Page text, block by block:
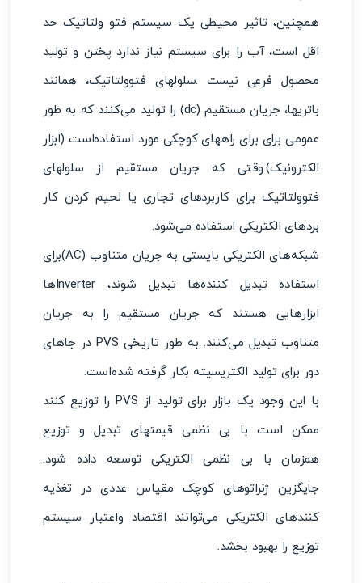
همچنین، تاثیر محیطی یک سیستم فتو ولتاتیک حد
اقل است، آب را برای سیستم نیاز ندارد پختن و تولید
محصول فرعی نیست .سلولهای فتوولتاتیک، همانند
باتریها، جریان مستقیم (dc) را تولید می‌کنند که به طور
عمومی برای برای راههای کوچکی مورد استفاده‌است (ابزار
الکترونیک).وقتی که جریان مستقیم از سلولهای
فتوولتاتیک برای کاربردهای تجاری یا لحیم کردن کار
بردهای الکتریکی استفاده می‌شود.
شبکه‌های الکتریکی بایستی به جریان متناوب (AC)برای
استفاده تبدیل کننده‌ها تبدیل شوند، Inverterها
ابزارهایی هستند که جریان مستقیم را به جریان
متناوب تبدیل می‌کنند. به طور تاریخی PVS در جاهای
دور برای تولید الکتریسیته بکار گرفته شده‌است.
با این وجود یک بازار برای تولید از PVS را توزیع کنند
ممکن است با بی نظمی قیمتهای تبدیل و توزیع
همزمان با بی نظمی الکتریکی توسعه داده شود.
جایگزین ژنراتوهای کوچک مقیاس عددی در تغذیه
کنندهای الکتریکی می‌توانند اقتصاد واعتبار سیستم
توزیع را بهبود بخشد.